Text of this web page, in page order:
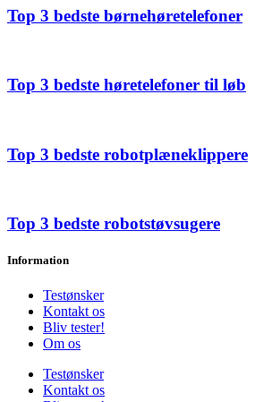
Top 3 bedste børnehøretelefoner
Top 3 bedste høretelefoner til løb
Top 3 bedste robotplæneklippere
Top 3 bedste robotstøvsugere
Information
Testønsker
Kontakt os
Bliv tester!
Om os
Testønsker
Kontakt os